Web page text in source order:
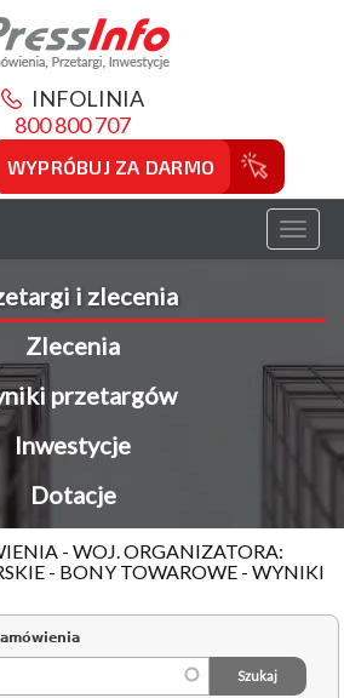
INFOLINIA
800 800 707
WYPRÓBUJ ZA DARMO
Toggle
i zlecenia
Zlecenia
przetargów
Inwestycje
Dotacje
- WOJ. ORGANIZATORA:
- BONY TOWAROWE - WYNIKI